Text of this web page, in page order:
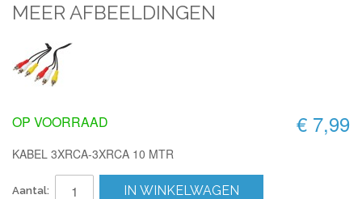
MEER AFBEELDINGEN
€ 7,99
OP VOORRAAD
KABEL 3XRCA-3XRCA 10 MTR
Aantal: IN WINKELWAGEN